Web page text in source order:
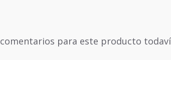
para este producto